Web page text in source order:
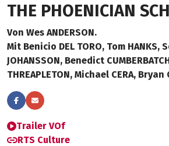
THE PHOENICIAN
Von Wes ANDERSON.
Mit Benicio DEL TORO, Tom HANKS,
JOHANSSON, Benedict
THREAPLETON, Michael CERA, Bryan
Trailer VOf
RTS Culture
Geschenk-Gutschein
Tipps